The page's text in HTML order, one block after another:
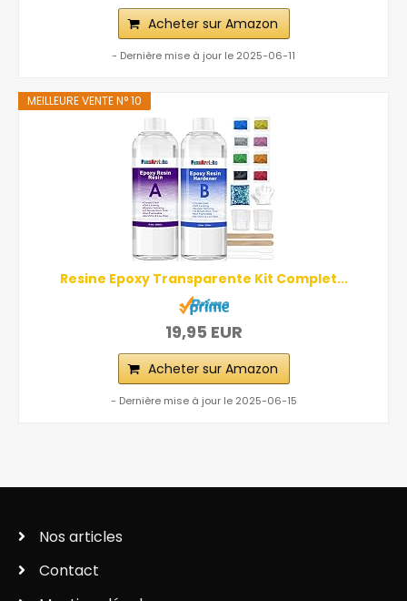
Acheter sur Amazon
- Dernière mise à jour le 2025-06-11
MEILLEURE VENTE N° 10
Resine Epoxy Transparente Kit Complet...
19,95 EUR
Acheter sur Amazon
- Dernière mise à jour le 2025-06-15
Nos articles
Contact